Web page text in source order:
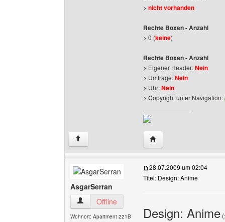
> nicht vorhanden
Rechte Boxen - Anzahl
> 0 (keine)
Rechte Boxen - Anzahl
> Eigener Header:Nein
> Umfrage:Nein
> Uhr:Nein
> Copyright unter Navigation:
↑ Website dieses
AsgarSerran
AsgarSerran Benutzer-Profile anzeigen
Offline
Wohnort: Apartment 221B
28.07.2009 um 02:04
Titel: Design: Anime
Design: Anime (